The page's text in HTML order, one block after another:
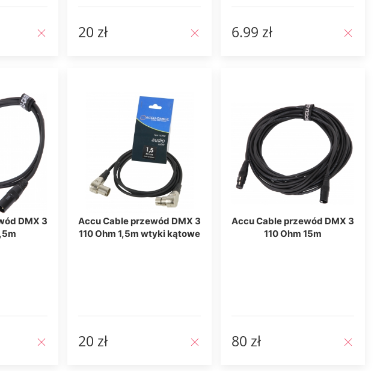
20 zł 6.99 zł
DMX 3
Accu Cable przewód DMX 3
110 Ohm 1,5m wtyki kątowe
20 zł
Accu Cable przewód DMX 3
110 Ohm 15m
80 zł